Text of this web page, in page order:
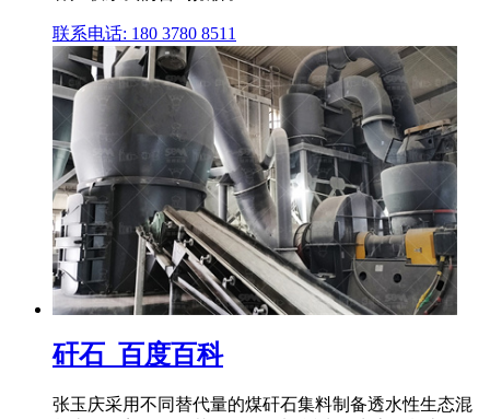
联系电话: 180 3780 8511
矸石_百度百科
张玉庆采用不同替代量的煤矸石集料制备透水性生态混